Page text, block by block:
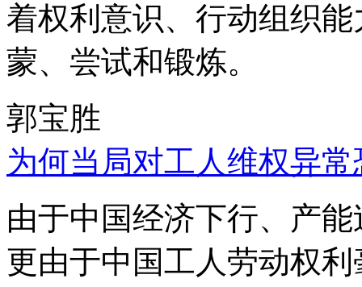
着权利意识、行动组织
蒙、尝试和锻炼。
郭宝胜
为何当局对工人维权异
由于中国经济下行、产
更由于中国工人劳动权